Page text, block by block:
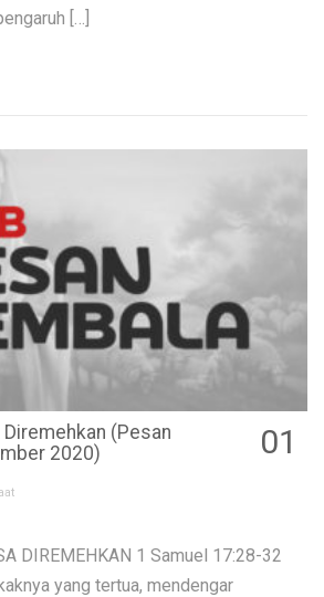
[…]
(Pesan
2020)
01
DIREMEHKAN 1 Samuel 17:28-32
yang tertua, mendengar